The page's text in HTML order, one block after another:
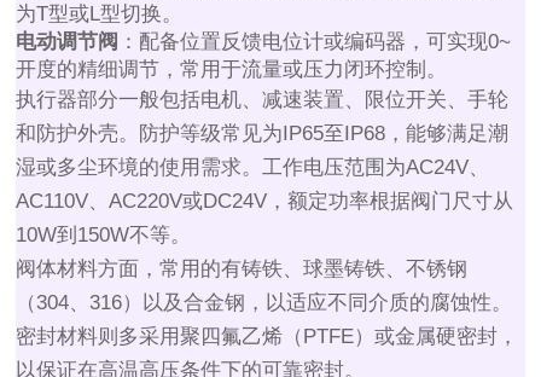
为T型或L型切换。
电动调节阀 ：配备位置反馈电位计或编码器，可实现0~
开度的精细调节，常用于流量或压力闭环控制。
执行器部分一般包括电机、减速装置、限位开关、手轮
和防护外壳。防护等级常见为IP65至IP68，能够满足潮
湿或多尘环境的使用需求。工作电压范围为AC24V、
AC110V、AC220V或DC24V，额定功率根据阀门尺寸从
10W到150W不等。
阀体材料方面，常用的有铸铁、球墨铸铁、不锈钢
（304、316）以及合金钢，以适应不同介质的腐蚀性。
密封材料则多采用聚四氟乙烯（PTFE）或金属硬密封，
以保证在高温高压条件下的可靠密封。